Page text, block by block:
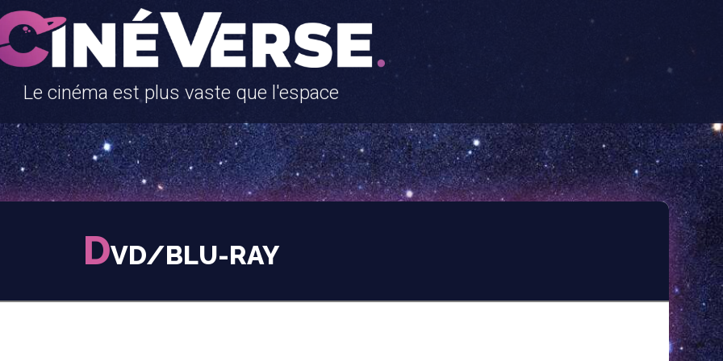
Le cinéma est plus vaste que l'espace
DVD/BLU-RAY